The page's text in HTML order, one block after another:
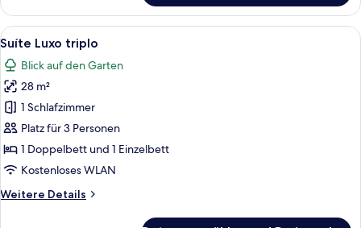
Standard
Alle
Fotos
für
Suíte
Luxo
triplo
anzeigen
Ein Hotelzimmer mit Bett, Holz-
1
Suíte Luxo triplo
Blick auf den Garten
28 m²
1 Schlafzimmer
Platz für 3 Personen
1 Doppelbett und 1 Einzelbett
Kostenloses WLAN
Weitere Details
Weitere